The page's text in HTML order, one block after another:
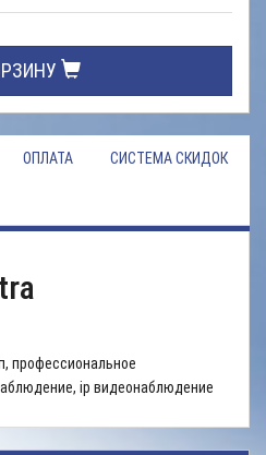
ОПЛАТА СИСТЕМА СКИДОК
профессиональное
ip видеонаблюдение